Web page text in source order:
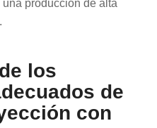
producción de alta
los
de
con